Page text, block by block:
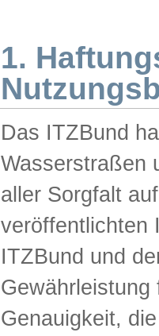
1.
Das ITZBund
Wasserstraßen
aller Sorgfalt
veröffentlichten
ITZBund und
Genauigkeit,